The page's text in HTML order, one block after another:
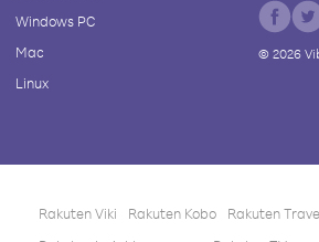
Windows PC
Mac
Linux
© 2026
Rakuten Viki Rakuten Kobo Rakuten